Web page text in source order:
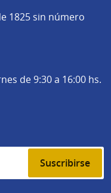
1825 sin número
de 9:30 a 16:00 hs.
Suscribirse